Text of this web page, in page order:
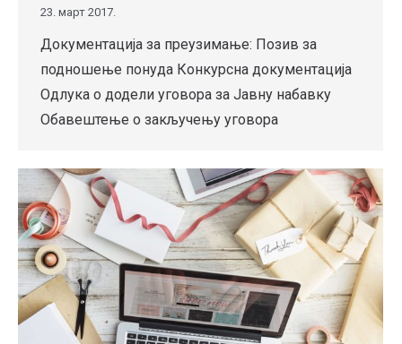
23. март 2017.
Документација за преузимање: Позив за
подношење понуда Конкурсна документација
Одлука о додели уговора за Јавну набавку
Обавештење о закључењу уговора